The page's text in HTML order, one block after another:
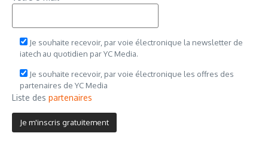
Je souhaite recevoir, par voie électronique la newsletter de
iatech au quotidien par YC Media.
Je souhaite recevoir, par voie électronique les offres des
partenaires de YC Media
Liste des partenaires